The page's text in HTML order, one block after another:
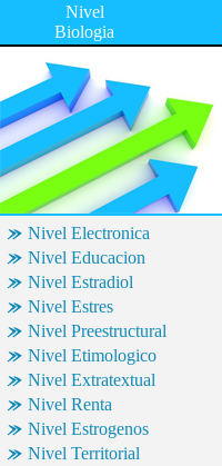
Nivel
Biologia
Nivel Electronica
Nivel Educacion
Nivel Estradiol
Nivel Estres
Nivel Preestructural
Nivel Etimologico
Nivel Extratextual
Nivel Renta
Nivel Estrogenos
Nivel Territorial